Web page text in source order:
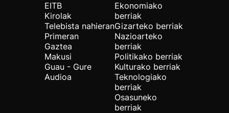
EITB
Kirolak
Telebista nahieran
Primeran
Gaztea
Makusi
Guau - Gure
Audioa
Ekonomiako
berriak
Gizarteko berriak
Nazioarteko
berriak
Politikako berriak
Kulturako berriak
Teknologiako
berriak
Osasuneko
berriak